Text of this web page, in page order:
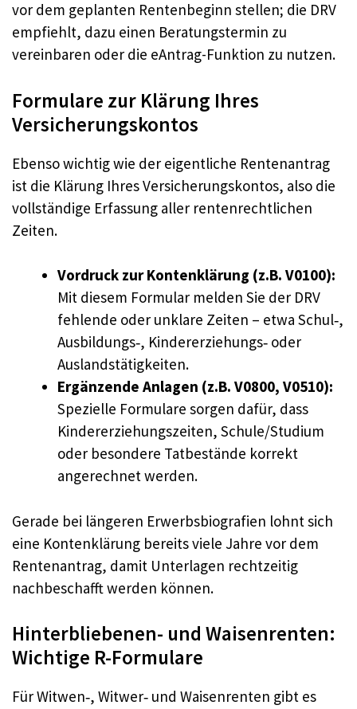
vor dem geplanten Rentenbeginn stellen; die DRV
empfiehlt, dazu einen Beratungstermin zu
vereinbaren oder die eAntrag-Funktion zu nutzen.
Formulare zur Klärung Ihres
Versicherungskontos
Ebenso wichtig wie der eigentliche Rentenantrag
ist die Klärung Ihres Versicherungskontos, also die
vollständige Erfassung aller rentenrechtlichen
Zeiten.
Vordruck zur Kontenklärung (z.B. V0100):
Mit diesem Formular melden Sie der DRV
fehlende oder unklare Zeiten – etwa Schul‑,
Ausbildungs‑, Kindererziehungs‑ oder
Auslandstätigkeiten.
Ergänzende Anlagen (z.B. V0800, V0510):
Spezielle Formulare sorgen dafür, dass
Kindererziehungszeiten, Schule/Studium
oder besondere Tatbestände korrekt
angerechnet werden.
Gerade bei längeren Erwerbsbiografien lohnt sich
eine Kontenklärung bereits viele Jahre vor dem
Rentenantrag, damit Unterlagen rechtzeitig
nachbeschafft werden können.
Hinterbliebenen- und Waisenrenten:
Wichtige R-Formulare
Für Witwen‑, Witwer‑ und Waisenrenten gibt es